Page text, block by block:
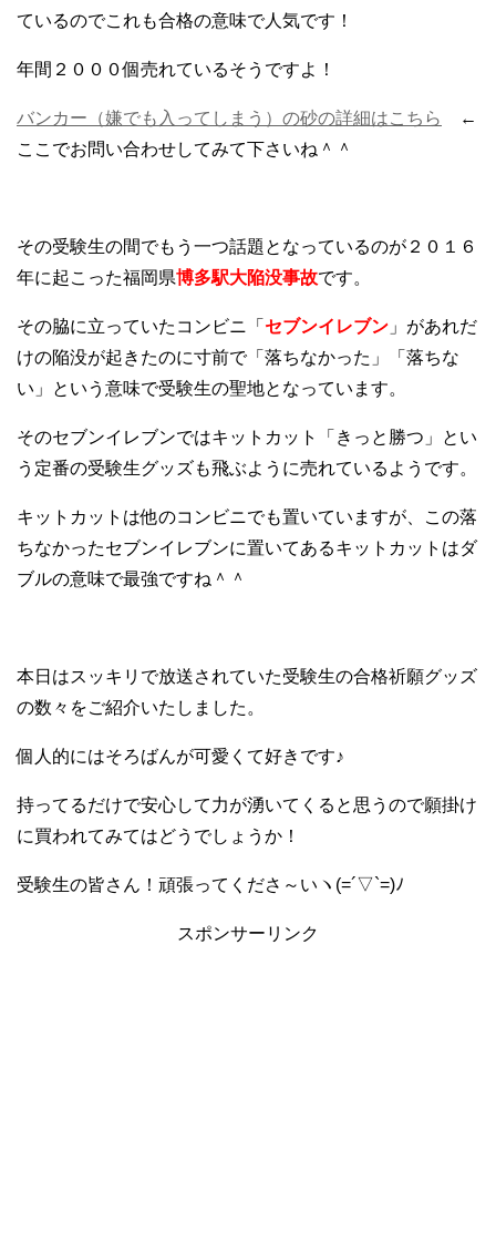
ているのでこれも合格の意味で人気です！
年間２０００個売れているそうですよ！
バンカー（嫌でも入ってしまう）の砂の詳細はこちら
←
ここでお問い合わせしてみて下さいね＾＾
その受験生の間でもう一つ話題となっているのが２０１６
年に起こった福岡県博多駅大陥没事故です。
その脇に立っていたコンビニ「 セブンイレブン 」があれだ
けの陥没が起きたのに寸前で「落ちなかった」「落ちな
い」という意味で受験生の聖地となっています。
そのセブンイレブンではキットカット「きっと勝つ」とい
う定番の受験生グッズも飛ぶように売れているようです。
キットカットは他のコンビニでも置いていますが、この落
ちなかったセブンイレブンに置いてあるキットカットはダ
ブルの意味で最強ですね＾＾
本日はスッキリで放送されていた受験生の合格祈願グッズ
の数々をご紹介いたしました。
個人的にはそろばんが可愛くて好きです♪
持ってるだけで安心して力が湧いてくると思うので願掛け
に買われてみてはどうでしょうか！
受験生の皆さん！頑張ってくださ～いヽ(=´▽`=)ﾉ
スポンサーリンク